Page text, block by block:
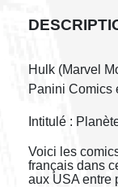
Hulk (Marvel
Panini Comics
Intitulé :
Voici les
français dans
aux USA entre